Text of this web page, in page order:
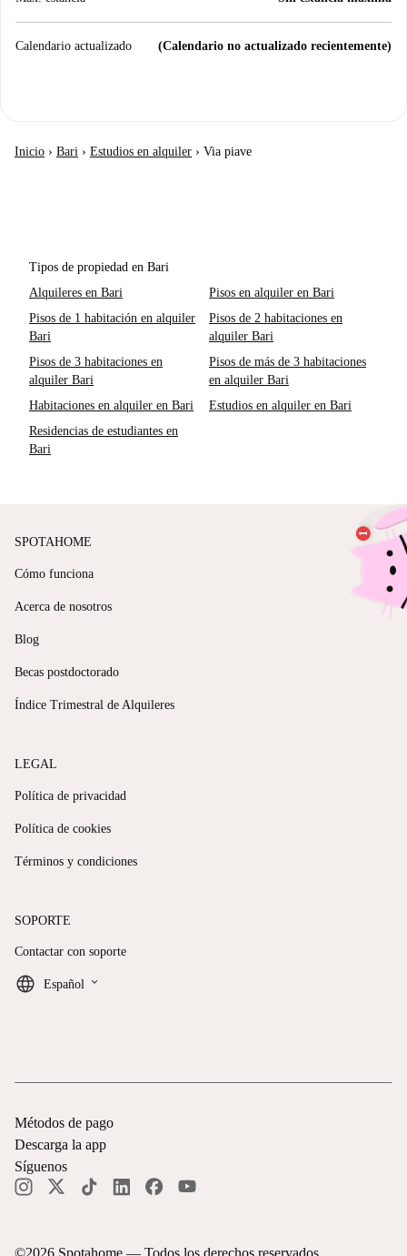
Calendario actualizado (Calendario no actualizado recientemente)
Inicio › Bari › Estudios en alquiler › Via piave
Tipos de propiedad en Bari
Alquileres en Bari
Pisos en alquiler en Bari
Pisos de 1 habitación en alquiler
Bari
Pisos de 2 habitaciones en
alquiler Bari
Pisos de 3 habitaciones en
alquiler Bari
Pisos de más de 3 habitaciones
en alquiler Bari
Habitaciones en alquiler en Bari
Estudios en alquiler en Bari
Residencias de estudiantes en
Bari
SPOTAHOME
Cómo funciona
Acerca de nosotros
Blog
Becas postdoctorado
Índice Trimestral de Alquileres
LEGAL
Política de privacidad
Política de cookies
Términos y condiciones
SOPORTE
Contactar con soporte
Español keyboard_arrow_down
Métodos de pago
Descarga la app
Síguenos